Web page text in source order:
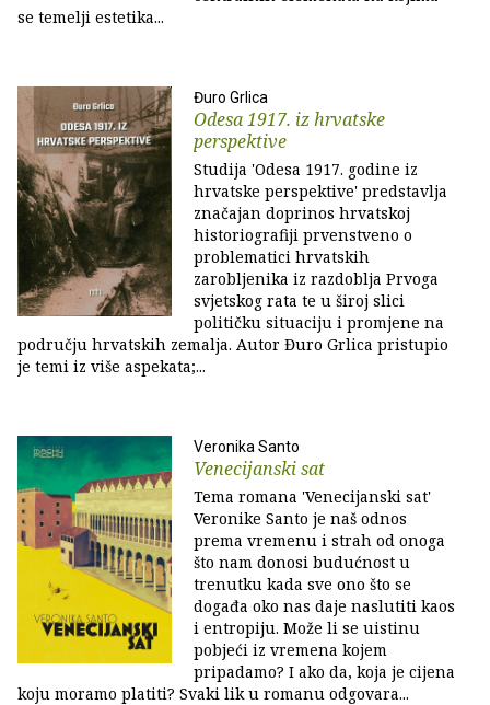
se temelji estetika...
Đuro Grlica
Odesa 1917. iz hrvatske
perspektive
Studija 'Odesa 1917. godine iz
hrvatske perspektive' predstavlja
značajan doprinos hrvatskoj
historiografiji prvenstveno o
problematici hrvatskih
zarobljenika iz razdoblja Prvoga
svjetskog rata te u široj slici
političku situaciju i promjene na
području hrvatskih zemalja. Autor Đuro Grlica pristupio
je temi iz više aspekata;...
Veronika Santo
Venecijanski sat
Tema romana 'Venecijanski sat'
Veronike Santo je naš odnos
prema vremenu i strah od onoga
što nam donosi budućnost u
trenutku kada sve ono što se
događa oko nas daje naslutiti kaos
i entropiju. Može li se uistinu
pobjeći iz vremena kojem
pripadamo? I ako da, koja je cijena
koju moramo platiti? Svaki lik u romanu odgovara...